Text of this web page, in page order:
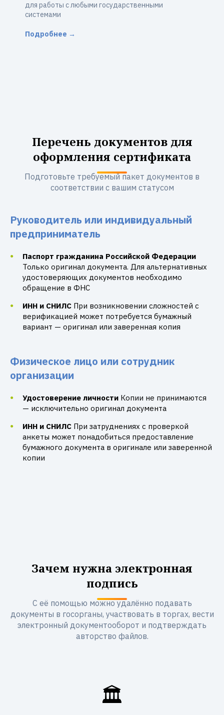
для работы с любыми государственными
системами
Подробнее →
Перечень документов для
оформления сертификата
Подготовьте требуемый пакет документов в
соответствии с вашим статусом
Руководитель или индивидуальный
предприниматель
Паспорт гражданина Российской Федерации
Только оригинал документа. Для альтернативных
удостоверяющих документов необходимо
обращение в ФНС
ИНН и СНИЛС При возникновении сложностей с
верификацией может потребуется бумажный
вариант — оригинал или заверенная копия
Физическое лицо или сотрудник
организации
Удостоверение личности Копии не принимаются
— исключительно оригинал документа
ИНН и СНИЛС При затруднениях с проверкой
анкеты может понадобиться предоставление
бумажного документа в оригинале или заверенной
копии
Зачем нужна электронная
подпись
С её помощью можно удалённо подавать
документы в госорганы, участвовать в торгах, вести
электронный документооборот и подтверждать
авторство файлов.
🏛️